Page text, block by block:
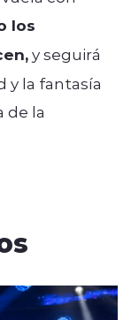
los
y seguirá
y la fantasía
de la